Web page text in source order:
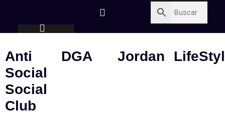
Anti
Social
Social
Club
DGA Jordan